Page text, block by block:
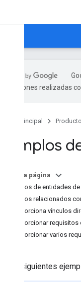
traducciones realizadas
Página principal
Ejemplos
En esta página
Ejemplos de entidades
Ejemplos relacionados
Proporciona vínculos
Proporcionar
Proporcionar varios
En los siguientes